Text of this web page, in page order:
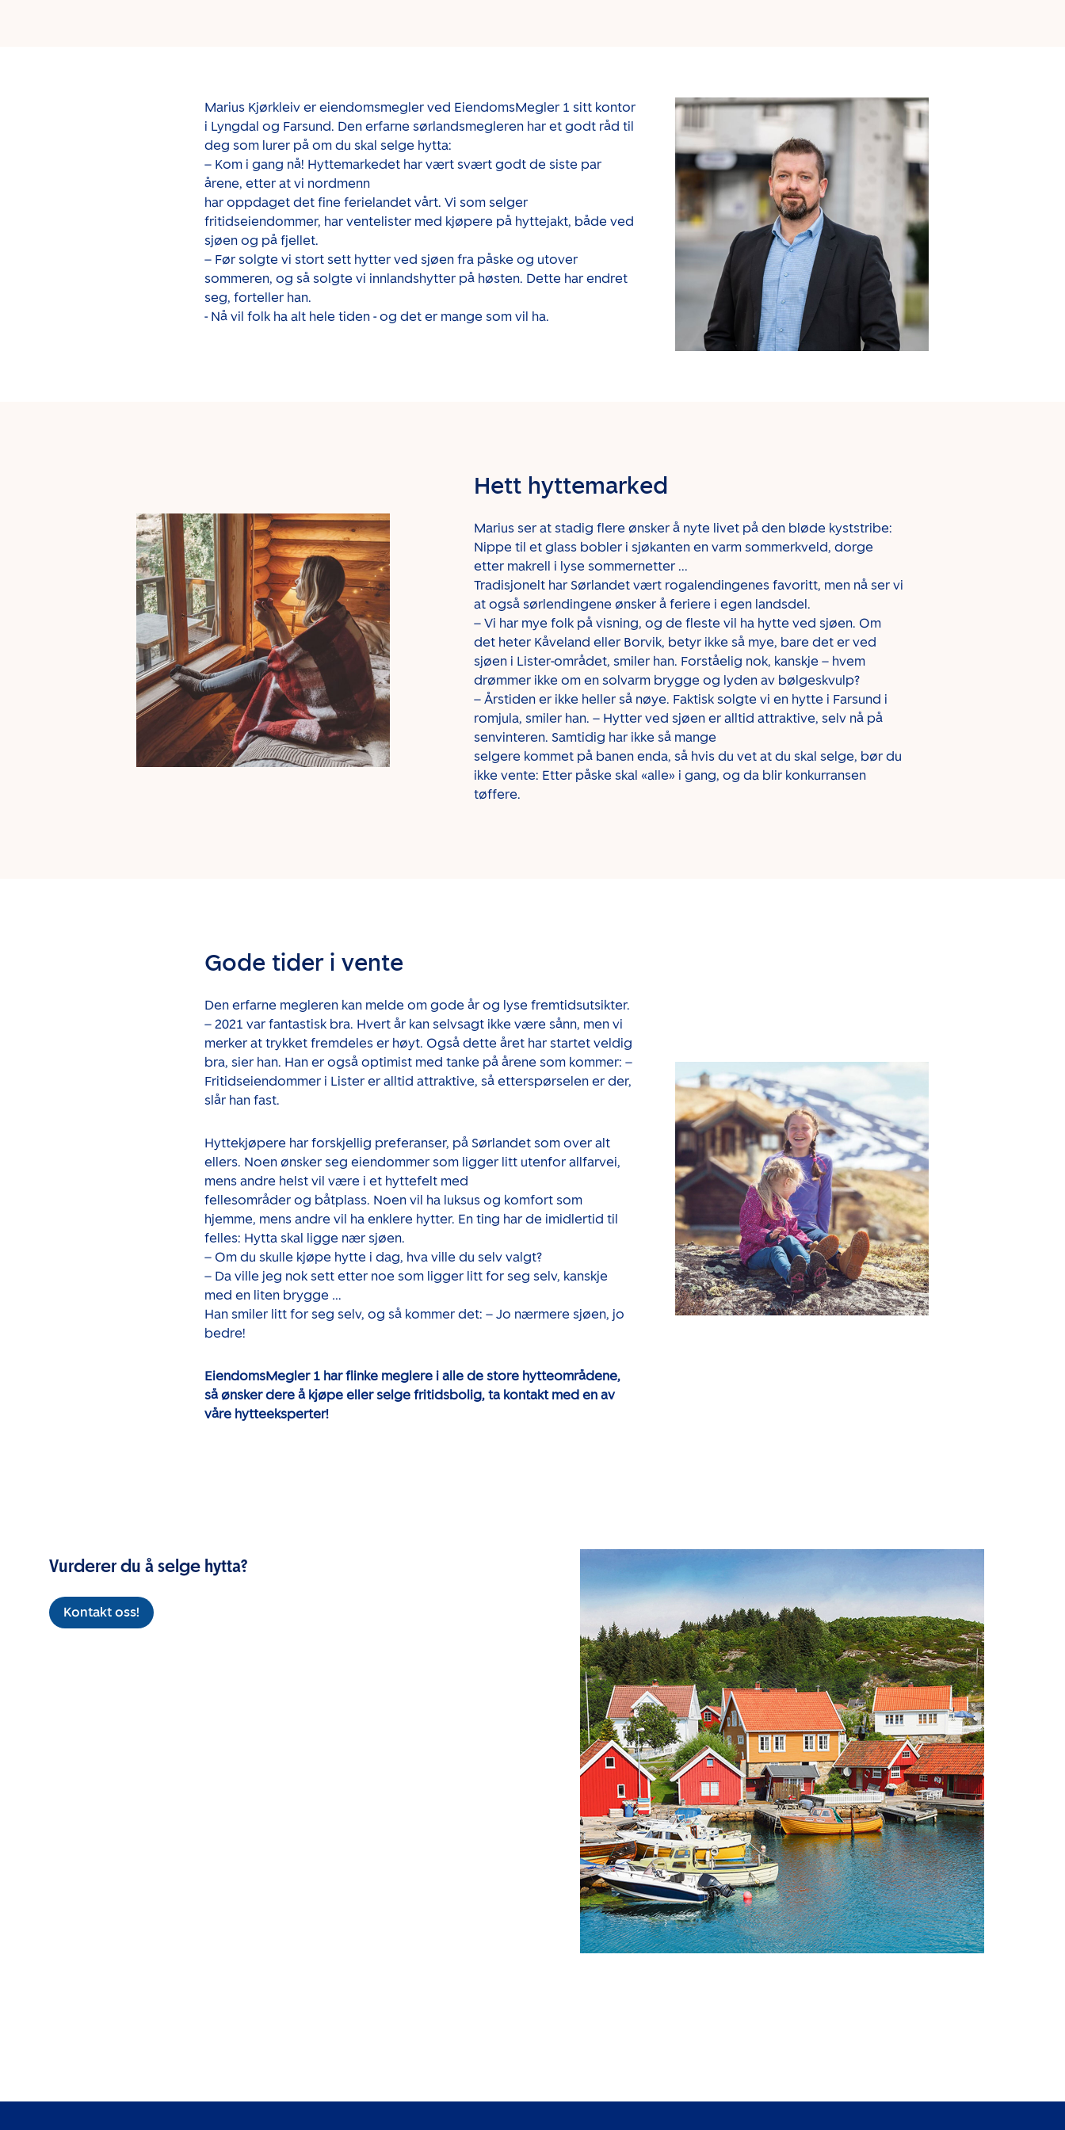
Marius Kjørkleiv er eiendomsmegler ved EiendomsMegler 1 sitt kontor
i Lyngdal og Farsund. Den erfarne sørlandsmegleren har et godt råd til
deg som lurer på om du skal selge hytta:
– Kom i gang nå! Hyttemarkedet har vært svært godt de siste par
årene, etter at vi nordmenn
har oppdaget det fine ferielandet vårt. Vi som selger
fritidseiendommer, har ventelister med kjøpere på hyttejakt, både ved
sjøen og på fjellet.
– Før solgte vi stort sett hytter ved sjøen fra påske og utover
sommeren, og så solgte vi innlandshytter på høsten. Dette har endret
seg, forteller han.
- Nå vil folk ha alt hele tiden - og det er mange som vil ha.
Hett hyttemarked
Marius ser at stadig flere ønsker å nyte livet på den bløde kyststribe:
Nippe til et glass bobler i sjøkanten en varm sommerkveld, dorge
etter makrell i lyse sommernetter ...
Tradisjonelt har Sørlandet vært rogalendingenes favoritt, men nå ser vi
at også sørlendingene ønsker å feriere i egen landsdel.
– Vi har mye folk på visning, og de fleste vil ha hytte ved sjøen. Om
det heter Kåveland eller Borvik, betyr ikke så mye, bare det er ved
sjøen i Lister-området, smiler han. Forståelig nok, kanskje – hvem
drømmer ikke om en solvarm brygge og lyden av bølgeskvulp?
– Årstiden er ikke heller så nøye. Faktisk solgte vi en hytte i Farsund i
romjula, smiler han. – Hytter ved sjøen er alltid attraktive, selv nå på
senvinteren. Samtidig har ikke så mange
selgere kommet på banen enda, så hvis du vet at du skal selge, bør du
ikke vente: Etter påske skal «alle» i gang, og da blir konkurransen
tøffere.
Gode tider i vente
Den erfarne megleren kan melde om gode år og lyse fremtidsutsikter.
– 2021 var fantastisk bra. Hvert år kan selvsagt ikke være sånn, men vi
merker at trykket fremdeles er høyt. Også dette året har startet veldig
bra, sier han. Han er også optimist med tanke på årene som kommer: –
Fritidseiendommer i Lister er alltid attraktive, så etterspørselen er der,
slår han fast.
Hyttekjøpere har forskjellig preferanser, på Sørlandet som over alt
ellers. Noen ønsker seg eiendommer som ligger litt utenfor allfarvei,
mens andre helst vil være i et hyttefelt med
fellesområder og båtplass. Noen vil ha luksus og komfort som
hjemme, mens andre vil ha enklere hytter. En ting har de imidlertid til
felles: Hytta skal ligge nær sjøen.
– Om du skulle kjøpe hytte i dag, hva ville du selv valgt?
– Da ville jeg nok sett etter noe som ligger litt for seg selv, kanskje
med en liten brygge …
Han smiler litt for seg selv, og så kommer det: – Jo nærmere sjøen, jo
bedre!
EiendomsMegler 1 har flinke meglere i alle de store hytteområdene,
så ønsker dere å kjøpe eller selge fritidsbolig, ta kontakt med en av
våre hytteeksperter!
Vurderer du å selge hytta?
Kontakt oss!